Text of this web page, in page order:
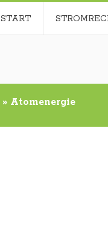
START
» Atomenergie